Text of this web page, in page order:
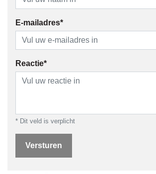
E-mailadres*
Reactie*
* Dit veld is verplicht
Versturen